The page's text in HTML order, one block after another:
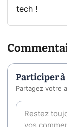
tech !
Participer
Partagez votre